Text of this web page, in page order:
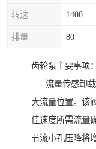
转速 1400
排量 80
齿轮泵主要事项：
流量传感卸载
大流量位置。该
佳速度所需流量
节流小孔压降将